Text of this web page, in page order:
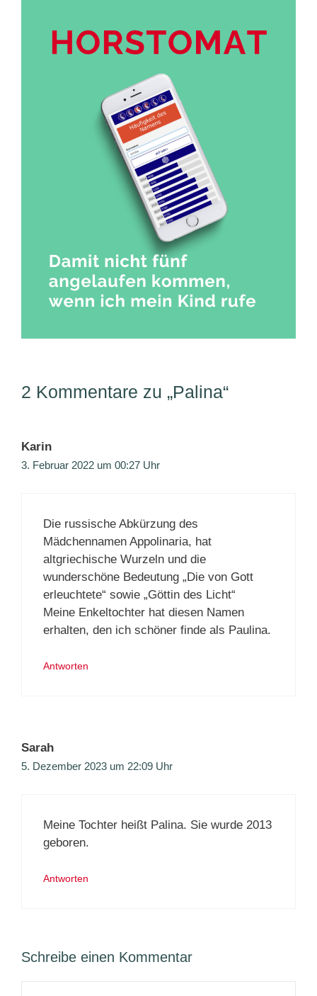
2 Kommentare zu „Palina“
Karin
3. Februar 2022 um 00:27 Uhr
Die russische Abkürzung des
Mädchennamen Appolinaria, hat
altgriechische Wurzeln und die
wunderschöne Bedeutung „Die von Gott
erleuchtete“ sowie „Göttin des Licht“
Meine Enkeltochter hat diesen Namen
erhalten, den ich schöner finde als Paulina.
Antworten
Sarah
5. Dezember 2023 um 22:09 Uhr
Meine Tochter heißt Palina. Sie wurde 2013
geboren.
Antworten
Schreibe einen Kommentar